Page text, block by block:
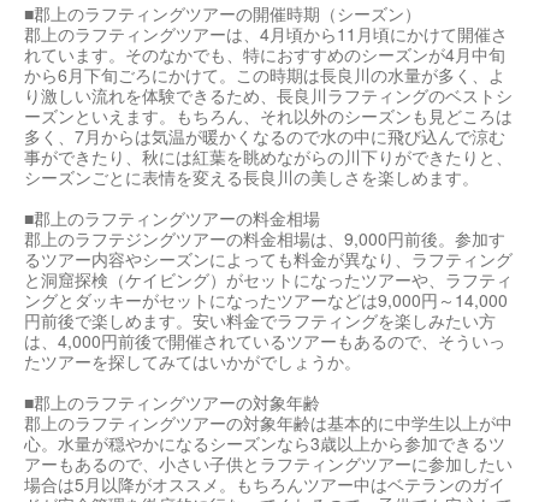
■郡上のラフティングツアーの開催時期（シーズン）
郡上のラフティングツアーは、4月頃から11月頃にかけて開催さ
れています。そのなかでも、特におすすめのシーズンが4月中旬
から6月下旬ごろにかけて。この時期は長良川の水量が多く、よ
り激しい流れを体験できるため、長良川ラフティングのベストシ
ーズンといえます。もちろん、それ以外のシーズンも見どころは
多く、7月からは気温が暖かくなるので水の中に飛び込んで涼む
事ができたり、秋には紅葉を眺めながらの川下りができたりと、
シーズンごとに表情を変える長良川の美しさを楽しめます。
■郡上のラフティングツアーの料金相場
郡上のラフテジングツアーの料金相場は、9,000円前後。参加す
るツアー内容やシーズンによっても料金が異なり、ラフティング
と洞窟探検（ケイビング）がセットになったツアーや、ラフティ
ングとダッキーがセットになったツアーなどは9,000円～14,000
円前後で楽しめます。安い料金でラフティングを楽しみたい方
は、4,000円前後で開催されているツアーもあるので、そういっ
たツアーを探してみてはいかがでしょうか。
■郡上のラフティングツアーの対象年齢
郡上のラフティングツアーの対象年齢は基本的に中学生以上が中
心。水量が穏やかになるシーズンなら3歳以上から参加できるツ
アーもあるので、小さい子供とラフティングツアーに参加したい
場合は5月以降がオススメ。もちろんツアー中はベテランのガイ